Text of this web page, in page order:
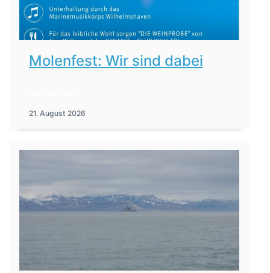
Molenfest: Wir sind dabei
21. August 2026